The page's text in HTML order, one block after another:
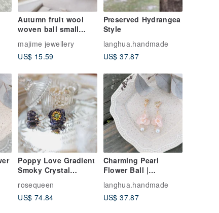
Autumn fruit wool
woven ball small
green leaf clip
earrings can be
changed to ear hook
majime jewellery
US$ 15.59
Preserved Hydrangea
Style
langhua.handmade
US$ 37.87
Poppy Love Gradient
Smoky Crystal
Asymmetric Resin
Flower Ball Earrings
rosequeen
US$ 74.84
Charming Pearl
Flower Ball |
Preserved Floral
Style | 2 Colors
langhua.handmade
US$ 37.87